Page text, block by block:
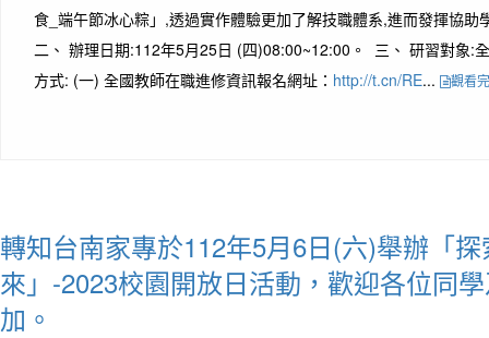
食_端午節冰心粽」,透過實作體驗更加了解技職體系,進而發揮協助
二、 辦理日期:112年5月25日 (四)08:00~12:00。 三、 研習對象:
方式: (一) 全國教師在職進修資訊報名網址： http://t.cn/RE... 觀看
轉知台南家專於112年5月6日(六)舉辦「
來」-2023校園開放日活動，歡迎各位同
加。